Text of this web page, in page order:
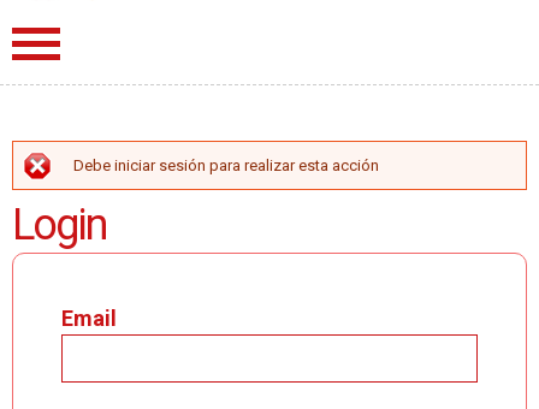
MENSAJE DE ERROR
Debe iniciar sesión para realizar esta acción
Login
Email